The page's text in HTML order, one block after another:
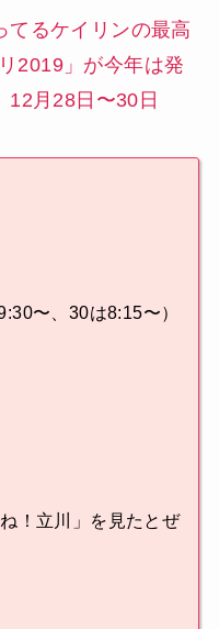
てるケイリンの最高
2019」が今年は発
12月28日〜30日
〜、30は8:15〜）
！立川」を見たとぜ